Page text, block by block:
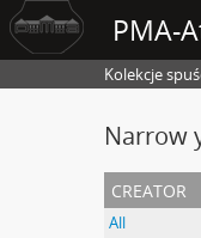
PMA-
Kolekcje
Narrow
creator
All